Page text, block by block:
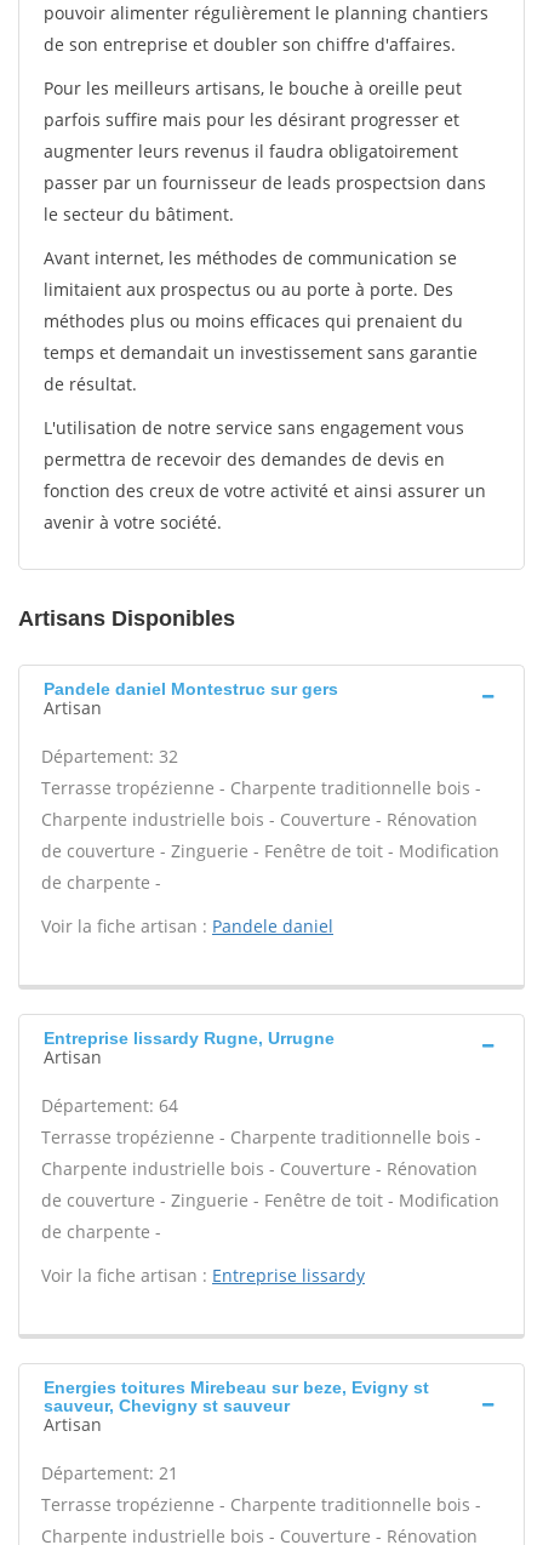
pouvoir alimenter régulièrement le planning chantiers
de son entreprise et doubler son chiffre d'affaires.
Pour les meilleurs artisans, le bouche à oreille peut
parfois suffire mais pour les désirant progresser et
augmenter leurs revenus il faudra obligatoirement
passer par un fournisseur de leads prospectsion dans
le secteur du bâtiment.
Avant internet, les méthodes de communication se
limitaient aux prospectus ou au porte à porte. Des
méthodes plus ou moins efficaces qui prenaient du
temps et demandait un investissement sans garantie
de résultat.
L'utilisation de notre service sans engagement vous
permettra de recevoir des demandes de devis en
fonction des creux de votre activité et ainsi assurer un
avenir à votre société.
Artisans Disponibles
Pandele daniel Montestruc sur gers
Artisan
Département: 32
Terrasse tropézienne - Charpente traditionnelle bois -
Charpente industrielle bois - Couverture - Rénovation
de couverture - Zinguerie - Fenêtre de toit - Modification
de charpente -
Voir la fiche artisan : Pandele daniel
Entreprise lissardy Rugne, Urrugne
Artisan
Département: 64
Terrasse tropézienne - Charpente traditionnelle bois -
Charpente industrielle bois - Couverture - Rénovation
de couverture - Zinguerie - Fenêtre de toit - Modification
de charpente -
Voir la fiche artisan : Entreprise lissardy
Energies toitures Mirebeau sur beze, Evigny st
sauveur, Chevigny st sauveur
Artisan
Département: 21
Terrasse tropézienne - Charpente traditionnelle bois -
Charpente industrielle bois - Couverture - Rénovation